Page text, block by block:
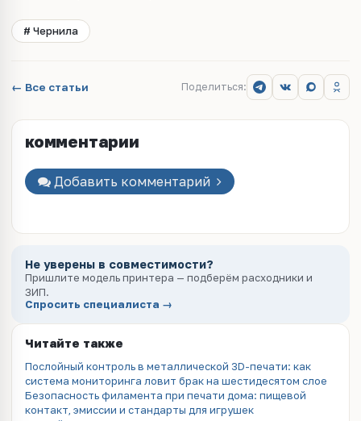
# Чернила
← Все статьи Поделиться:
комментарии
Добавить комментарий
Не уверены в совместимости?
Пришлите модель принтера — подберём расходники и
ЗИП.
Спросить специалиста →
Читайте также
Послойный контроль в металлической 3D-печати: как
система мониторинга ловит брак на шестидесятом слое
Безопасность филамента при печати дома: пищевой
контакт, эмиссии и стандарты для игрушек